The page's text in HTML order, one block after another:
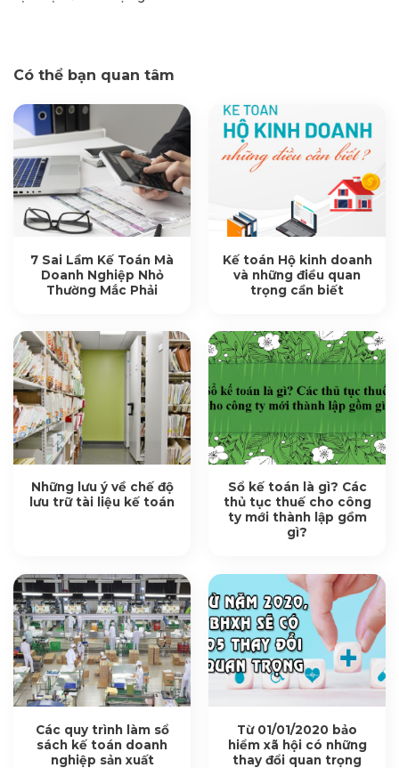
Có thể bạn quan tâm
7 Sai Lầm Kế Toán Mà
Doanh Nghiệp Nhỏ
Thường Mắc Phải
Kế toán Hộ kinh doanh
và những điều quan
trọng cần biết
Những lưu ý về chế độ
lưu trữ tài liệu kế toán
Sổ kế toán là gì? Các
thủ tục thuế cho công
ty mới thành lập gồm
gì?
Các quy trình làm sổ
sách kế toán doanh
nghiệp sản xuất
Từ 01/01/2020 bảo
hiểm xã hội có những
thay đổi quan trọng